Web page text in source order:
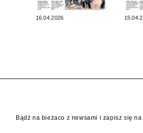
16.04.2026
Bądź na bieżaco z newsami i zapisz się